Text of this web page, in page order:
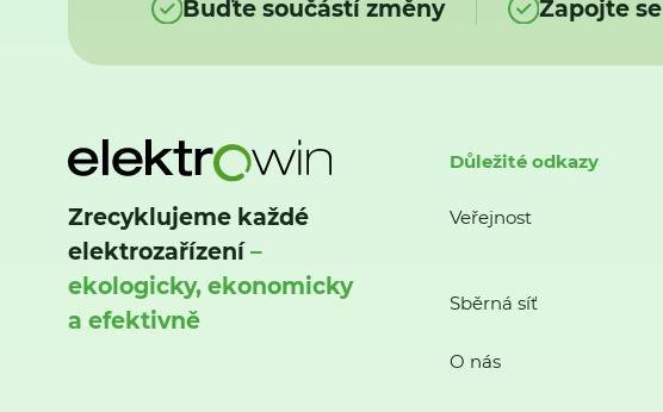
Buďte součástí změny Zapojte se
Zrecyklujeme každé
elektrozařízení–
ekologicky, ekonomicky
a efektivně
Důležité odkazy
Veřejnost
Sběrná síť
O nás